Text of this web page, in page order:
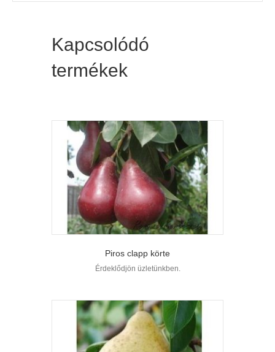
Kapcsolódó
termékek
Piros clapp körte
Érdeklődjön üzletünkben.